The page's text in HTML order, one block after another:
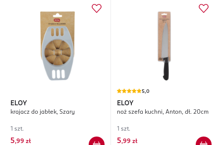
ELOY
krajacz do jabłek, Szary
1 szt.
5,99 zł
5,0
ELOY
noż szefa kuchni, Anton, dł. 20cm
1 szt.
5,99 zł